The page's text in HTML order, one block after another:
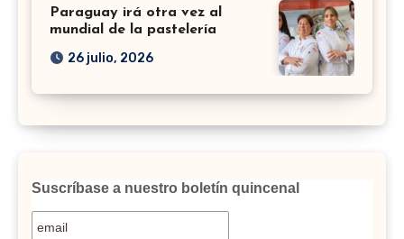
Paraguay irá otra vez al
mundial de la pastelería
26 julio, 2026
Suscríbase a nuestro boletín quincenal